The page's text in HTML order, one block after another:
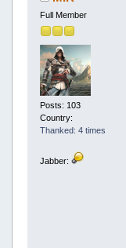
Full Member
Posts: 103
Country:
Thanked: 4 times
Jabber: